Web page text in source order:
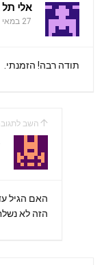
אלי
27 במאי 2020 at 11:38
תודה רבה! הזמנתי.
השב
האם הגיל
הזה לא